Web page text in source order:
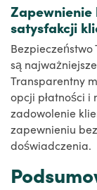
satysfakcji
Bezpieczeństwo
są
Transparentny
opcji płatności
zadowolenie
zapewnieniu
doświadczenia.